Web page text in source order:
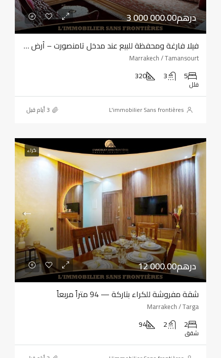
3 000 000.00درهم
فيلا فارغة ومحفظة للبيع عند مدخل تامنصورت – أرض بمساحة 320 مترًا مربعًا – أربع واجهات
Marrakech / Tamansourt
5
3
320
فلل
L'immobilier Sans frontières
كراء
12 000.00درهم
شقة مفروشة للكراء بتاركة — 94 متراً مربعاً
Marrakech / Targa
2
2
94
شقق